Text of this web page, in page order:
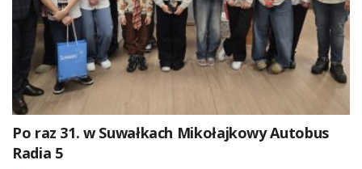
Po raz 31. w Suwałkach Mikołajkowy Autobus
Radia 5